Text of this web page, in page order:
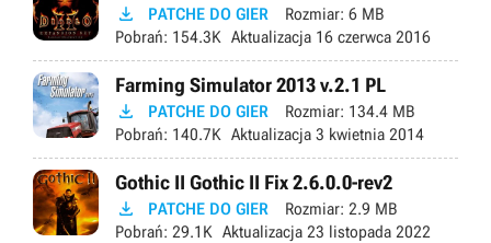
 PATCHE DO GIER Rozmiar: 6 MB
Pobrań: 154.3K Aktualizacja 16 czerwca 2016
Farming Simulator 2013 v.2.1 PL
 PATCHE DO GIER Rozmiar: 134.4 MB
Pobrań: 140.7K Aktualizacja 3 kwietnia 2014
Gothic II Gothic II Fix 2.6.0.0-rev2
 PATCHE DO GIER Rozmiar: 2.9 MB
Pobrań: 29.1K Aktualizacja 23 listopada 2022